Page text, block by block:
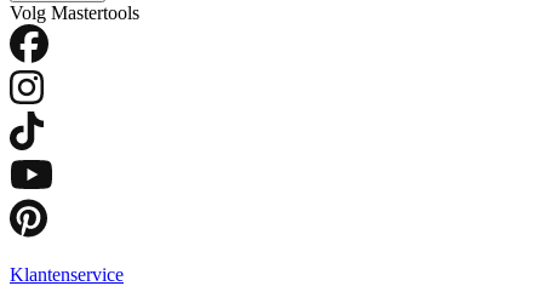
Volg Mastertools
Klantenservice